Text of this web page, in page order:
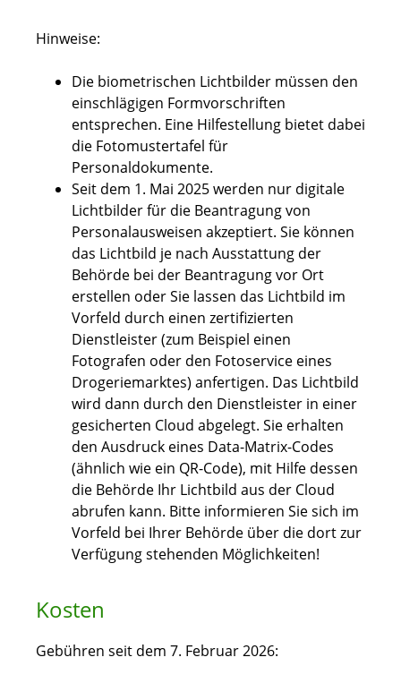
Hinweise:
Die biometrischen Lichtbilder müssen den
einschlägigen Formvorschriften
entsprechen. Eine Hilfestellung bietet dabei
die Fotomustertafel für
Personaldokumente.
Seit dem 1. Mai 2025 werden nur digitale
Lichtbilder für die Beantragung von
Personalausweisen akzeptiert. Sie können
das Lichtbild je nach Ausstattung der
Behörde bei der Beantragung vor Ort
erstellen oder Sie lassen das Lichtbild im
Vorfeld durch einen zertifizierten
Dienstleister (zum Beispiel einen
Fotografen oder den Fotoservice eines
Drogeriemarktes) anfertigen. Das Lichtbild
wird dann durch den Dienstleister in einer
gesicherten Cloud abgelegt. Sie erhalten
den Ausdruck eines Data-Matrix-Codes
(ähnlich wie ein QR-Code), mit Hilfe dessen
die Behörde Ihr Lichtbild aus der Cloud
abrufen kann. Bitte informieren Sie sich im
Vorfeld bei Ihrer Behörde über die dort zur
Verfügung stehenden Möglichkeiten!
Kosten
Gebühren seit dem 7. Februar 2026: